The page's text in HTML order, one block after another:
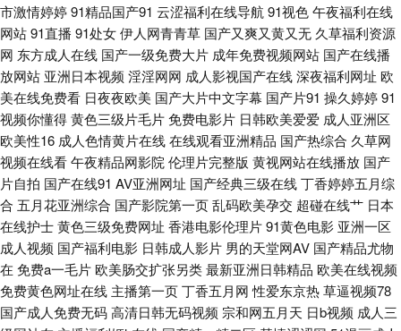
福利社在线观看 色图2p 91国内视频 av91传媒 男人的天堂性爱图 91视频在
线导航网 超碰中文91 国产福利 久久国产精品国语对白 国产传媒专区 91人妻
人人操人人爽 97亚洲超碰在线 国产精品一一一 大香蕉菊花网 青青草超碰在
线 亚洲w欧美ssss 91成人社区 变态另类萝莉日韩电影 玖玖撸撸 欧美性爱主
站 亚洲日韩蜜桃 91av官网 91官网视频宾馆 91日精品 91中韩大片 超碰91成
人在线 国产精品二区久久 日韩中字 91av福利资源在线 91尤物网友 www国
产品精 福利社合集 久久韩国视频 日韩无码地址一地址二 先锋影音女同 91色
市激情婷婷91精品国产91 云涩福利在线导航 91视色午夜福利在线
网站91直播 91处女伊人网青青草 国产又爽又黄又无 久草福利资源
网 东方成人在线 国产一级免费大片 成年免费视频网站 国产在线播
放网站 亚洲日本视频 淫淫网网 成人影视国产在线深夜福利网址 欧
美在线免费看 日夜夜欧美 国产大片中文字幕 国产片91 操久婷婷91
视频你懂得黄色三级片毛片免费电影片 日韩欧美爱爱 成人亚洲区
欧美性16 成人色情黄片在线在线观看亚洲精品 国产热综合 久草网
视频在线看午夜精品网影院 伦理片完整版 黄视网站在线播放 国产
片自拍 国产在线91 AV亚洲网址 国产经典三级在线丁香婷婷五月综
合 五月花亚洲综合 国产影院第一页乱码欧美孕交 超碰在线艹 日本
在线护士黄色三级免费网址 香港电影伦理片91黄色电影 亚洲一区
成人视频 国产福利电影 日韩成人影片 男的天堂网AV 国产精品尤物
在 免费a一毛片 欧美肠交扩张另类最新亚洲日韩精品 欧美在线视频
免费黄色网址在线 主播第一页丁香五月网 性爱东京热草逼视频78
国产成人免费无码高清日韩无码视频 宗和网五月天 日b视频 成人三